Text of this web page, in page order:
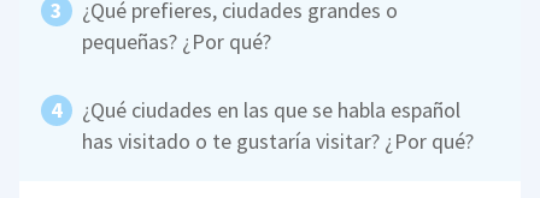
¿Qué prefieres, ciudades grandes o
pequeñas? ¿Por qué?
¿Qué ciudades en las que se habla español
has visitado o te gustaría visitar? ¿Por qué?